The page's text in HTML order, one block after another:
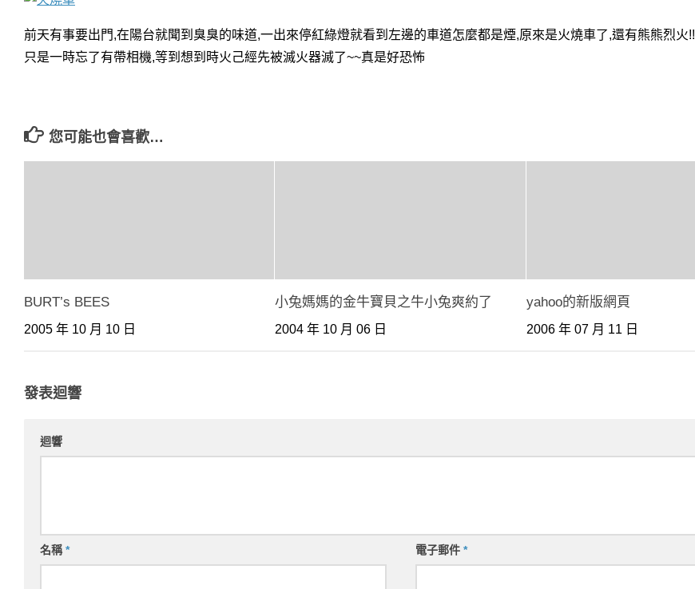
前天有事要出門,在陽台就聞到臭臭的味道,一出來停紅綠燈就看到左邊的車道怎麼都是煙,原來是火燒車了,還有熊熊烈火!!
只是一時忘了有帶相機,等到想到時火己經先被滅火器滅了~~真是好恐怖
您可能也會喜歡…
BURT’s BEES
2005 年 10 月 10 日
小兔媽媽的金牛寶貝之牛小兔爽約了
2004 年 10 月 06 日
yahoo的新版網頁
2006 年 07 月 11 日
發表迴響
迴響
名稱* 電子郵件*